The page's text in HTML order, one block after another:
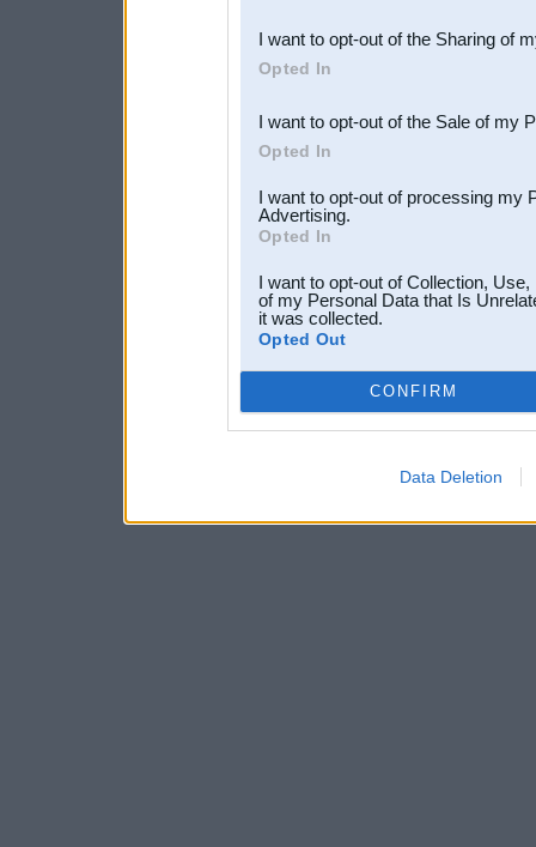
Downstream Participants
third parties.
I want to opt-out of the Sharing of
Opted In
I want to opt-out of the Sale of my
Opted In
I want to opt-out of processing my
Advertising.
Opted In
I want to opt-out of Collection,
of my Personal Data that Is
it was collected.
Opted Out
CONFIRM
Data Deletion